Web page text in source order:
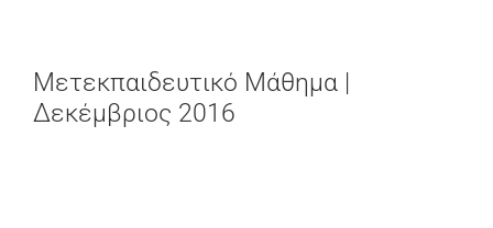
Μετεκπαιδευτικό Μάθημα |
Δεκέμβριος 2016